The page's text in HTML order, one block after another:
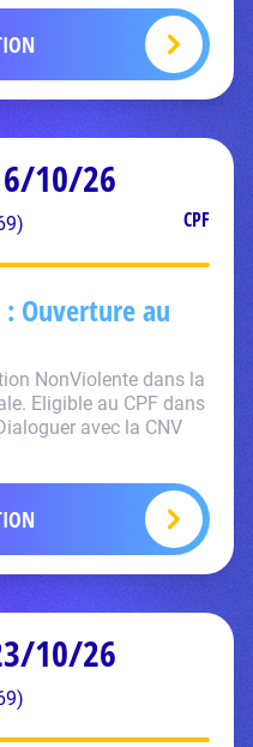
10/26
CPF
Ouverture au
NonViolente dans la
Eligible au CPF dans
avec la CNV
10/26